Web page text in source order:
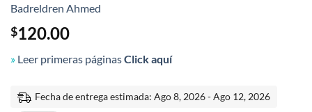
Badreldren Ahmed
$120.00
» Leer primeras páginasClick aquí
Fecha de entrega estimada: Ago 8, 2026 - Ago 12, 2026